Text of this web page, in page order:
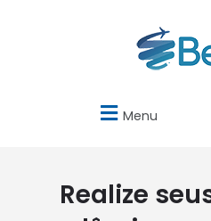
Menu
Realize